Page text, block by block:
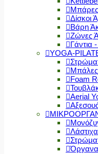
Δίσκοι
Βάρη
Ζώνες
Γάντια
YOGA-
Foam
Aerial
Όργανα